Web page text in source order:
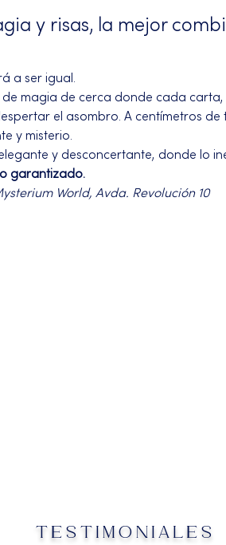
y risas, la mejor
a ser igual.
magia de cerca donde cada
el asombro. A centímetros de
y misterio.
y desconcertante, donde lo
garantizado.
World, Avda. Revolución 10
TESTIMONIALES